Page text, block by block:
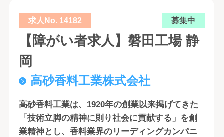
求人No. 14182 募集中
【障がい者求人】磐田工場 静
岡
高砂香料工業株式会社
高砂香料工業は、1920年の創業以来掲げてきた
「技術立脚の精神に則り社会に貢献する」を創
業精神とし、香料業界のリーディングカンパニ